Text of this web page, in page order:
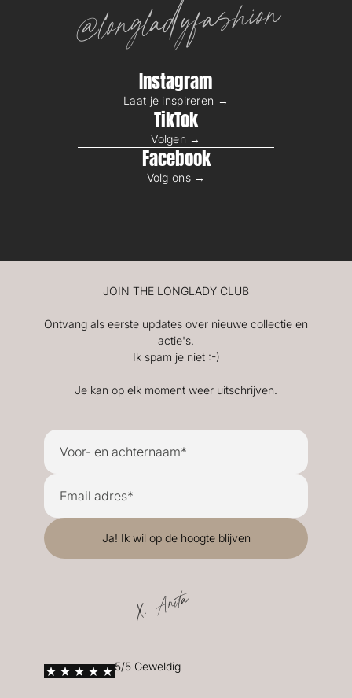
@longladyfashion
Instagram
Laat je inspireren →
TikTok
Volgen →
Facebook
Volg ons →
JOIN THE LONGLADY CLUB
Ontvang als eerste updates over nieuwe collectie en
actie's.
Ik spam je niet :-)
Je kan op elk moment weer uitschrijven.
X. Anita
5/5 Geweldig